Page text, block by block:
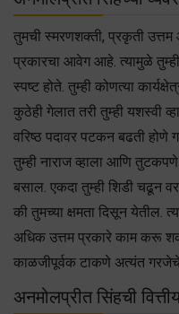
तुमची स्मरणशक्ती, प्रकृती
प्रकारचा आवेग आहे. त्यामुळे
स्पष्ट होते. तुम्ही कोणत्या
कुठेही गेलात तरी तुम्ही यशस्वी
वरिष्ठ पदावर पटकन बढती
तुम्ही नाराज व्हाला आणि
बसाल. एकदा तुम्ही शिडी चढून
की तुमच्या क्षमता दिसून येतील.
अधिक उत्तम प्रकारे काम करू
काळजीपूर्वक टाकणे अत्यंत
अनमोलप्रीत सिंहची